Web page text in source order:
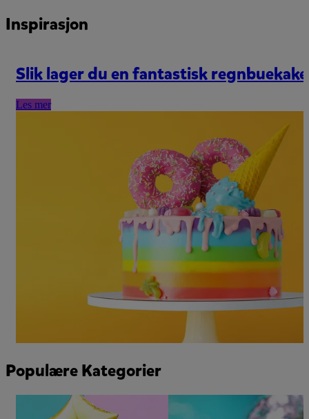
Inspirasjon
Slik lager du en fantastisk regnbuekake
Les mer
Populære Kategorier